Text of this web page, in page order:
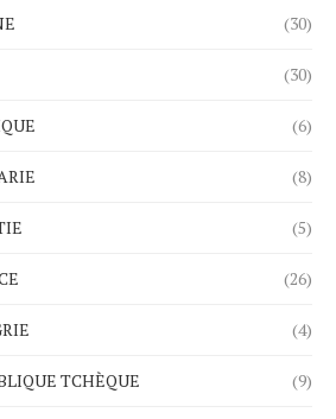
(30)
(30)
(6)
(8)
(5)
(26)
(4)
TCHÈQUE (9)